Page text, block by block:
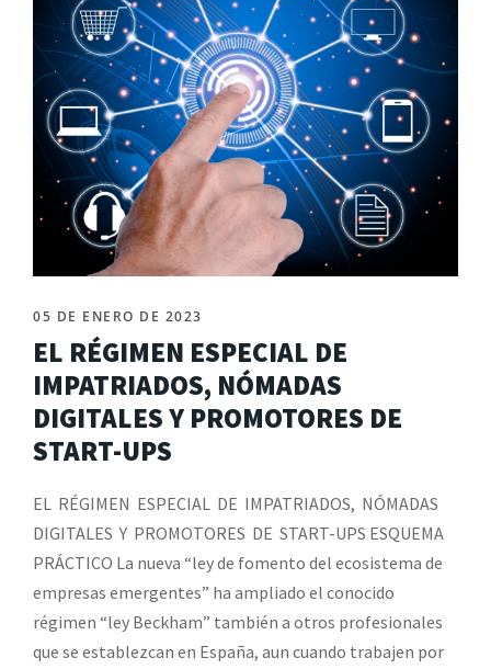
05 DE ENERO DE 2023
EL RÉGIMEN ESPECIAL DE
IMPATRIADOS, NÓMADAS
DIGITALES Y PROMOTORES DE
START-UPS
EL RÉGIMEN ESPECIAL DE IMPATRIADOS, NÓMADAS
DIGITALES Y PROMOTORES DE START-UPS ESQUEMA
PRÁCTICO La nueva “ley de fomento del ecosistema de
empresas emergentes” ha ampliado el conocido
régimen “ley Beckham” también a otros profesionales
que se establezcan en España, aun cuando trabajen por